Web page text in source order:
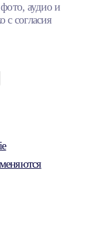
аудио и
с согласия